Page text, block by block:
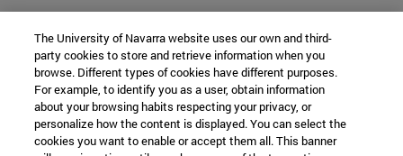
The University of Navarra website uses our own and third-
party cookies to store and retrieve information when you
browse. Different types of cookies have different purposes.
For example, to identify you as a user, obtain information
about your browsing habits respecting your privacy, or
personalize how the content is displayed. You can select the
cookies you want to enable or accept them all. This banner